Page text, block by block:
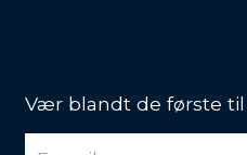
Vær blandt de første